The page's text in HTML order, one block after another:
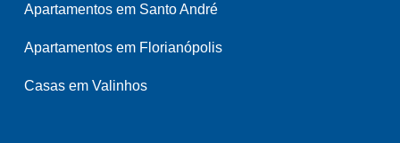
Apartamentos em Santo André
Apartamentos em Florianópolis
Casas em Valinhos